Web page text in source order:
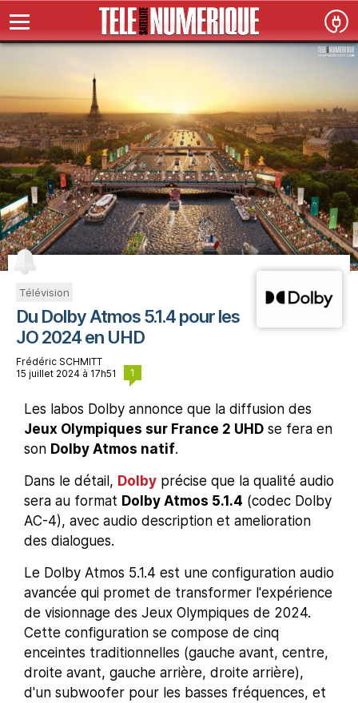
Télévision
Du Dolby Atmos 5.1.4 pour les
JO 2024 en UHD
Frédéric SCHMITT
15 juillet 2024 à 17h51
1
Les labos Dolby annonce que la diffusion des
Jeux Olympiques sur France 2 UHD se fera en
son Dolby Atmos natif.
Dans le détail, Dolby précise que la qualité audio
sera au format Dolby Atmos 5.1.4 (codec Dolby
AC-4), avec audio description et amelioration
des dialogues.
Le Dolby Atmos 5.1.4 est une configuration audio
avancée qui promet de transformer l'expérience
de visionnage des Jeux Olympiques de 2024.
Cette configuration se compose de cinq
enceintes traditionnelles (gauche avant, centre,
droite avant, gauche arrière, droite arrière),
d'un subwoofer pour les basses fréquences, et